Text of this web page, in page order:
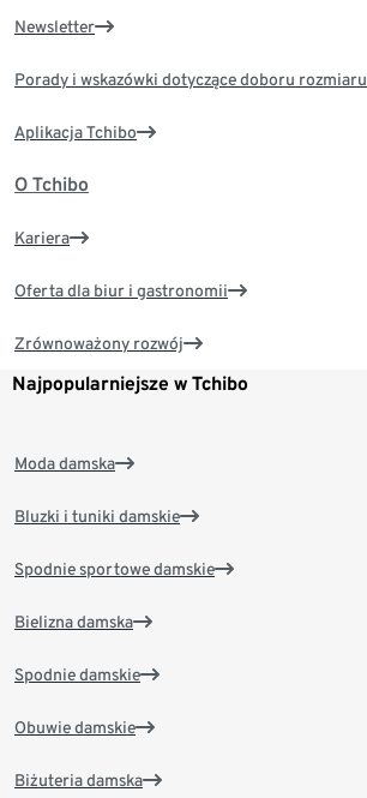
Newsletter
Porady i wskazówki dotyczące doboru rozmiaru
Aplikacja Tchibo
O Tchibo
Kariera
Oferta dla biur i gastronomii
Zrównoważony rozwój
Najpopularniejsze w Tchibo
Moda damska
Bluzki i tuniki damskie
Spodnie sportowe damskie
Bielizna damska
Spodnie damskie
Obuwie damskie
Biżuteria damska